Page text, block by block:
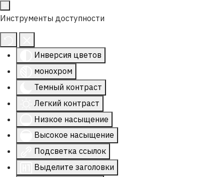
Инструменты доступности
Инверсия цветов
монохром
Темный контраст
Легкий контраст
Низкое насыщение
Высокое насыщение
Подсветка ссылок
Выделите заголовки